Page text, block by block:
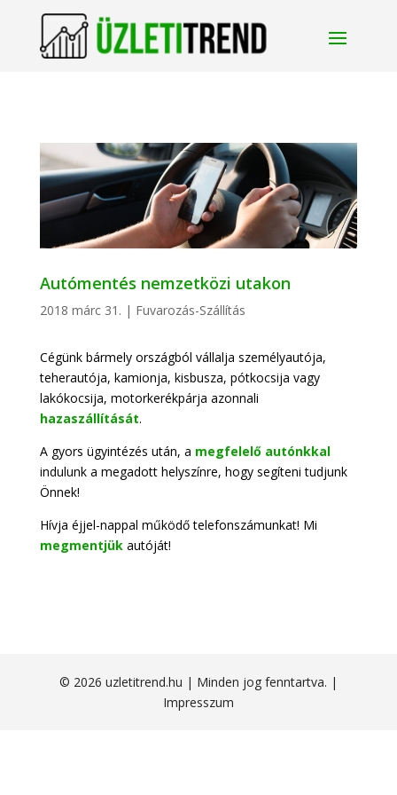
Autómentés nemzetközi utakon
2018 márc 31. | Fuvarozás-Szállítás
Cégünk bármely országból vállalja személyautója,
teherautója, kamionja, kisbusza, pótkocsija vagy
lakókocsija, motorkerékpárja azonnali
hazaszállítását.
A gyors ügyintézés után, a megfelelő autónkkal
indulunk a megadott helyszínre, hogy segíteni tudjunk
Önnek!
Hívja éjjel-nappal működő telefonszámunkat! Mi
megmentjükautóját!
© 2026 uzletitrend.hu | Minden jog fenntartva. |
Impresszum